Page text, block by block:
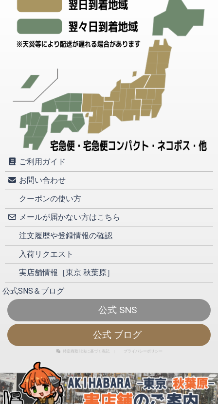
ご利用ガイド
お問い合わせ
クーポンの使い方
メールが届かない方はこちら
注文履歴や登録情報の確認
入荷リクエスト
実店舗情報［東京 秋葉原］
公式SNS＆ブログ
公式 SNS
公式 ブログ
特定商取引法に基づく表記 | プライバシーポリシー